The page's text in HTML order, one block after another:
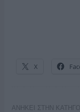
X
ΑΝΗΚΕΙ ΣΤΗΝ